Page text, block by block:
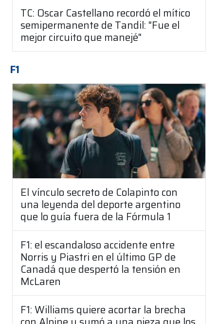
TC: Oscar Castellano recordó el mítico
semipermanente de Tandil: "Fue el
mejor circuito que manejé"
F1
El vínculo secreto de Colapinto con
una leyenda del deporte argentino
que lo guía fuera de la Fórmula 1
F1: el escandaloso accidente entre
Norris y Piastri en el último GP de
Canadá que despertó la tensión en
McLaren
F1: Williams quiere acortar la brecha